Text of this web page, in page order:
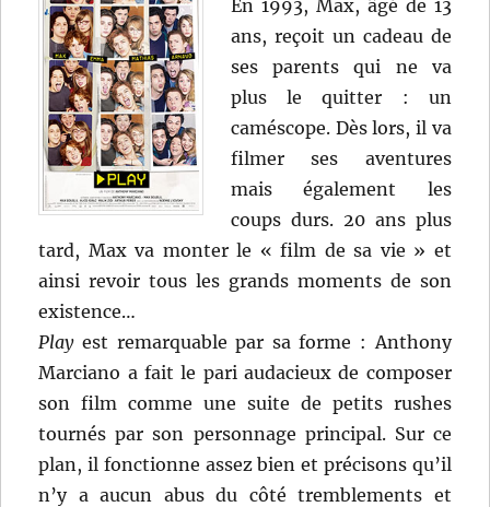
En 1993, Max, âgé de 13
ans, reçoit un cadeau de
ses parents qui ne va
plus le quitter : un
caméscope. Dès lors, il va
filmer ses aventures
mais également les
coups durs. 20 ans plus
tard, Max va monter le « film de sa vie » et
ainsi revoir tous les grands moments de son
existence…
Playest remarquable par sa forme : Anthony
Marciano a fait le pari audacieux de composer
son film comme une suite de petits rushes
tournés par son personnage principal. Sur ce
plan, il fonctionne assez bien et précisons qu’il
n’y a aucun abus du côté tremblements et